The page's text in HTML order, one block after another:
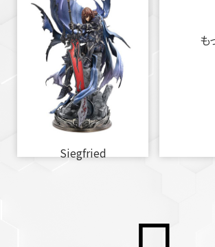
Siegfried
も